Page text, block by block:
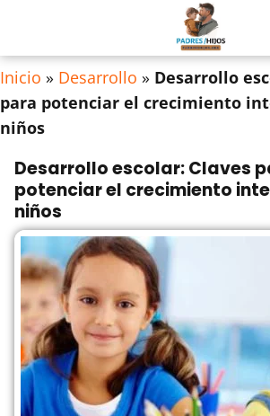
Inicio » Desarrollo » Desarrollo
para potenciar el crecimiento
niños
Desarrollo escolar: Claves
potenciar el crecimiento
niños